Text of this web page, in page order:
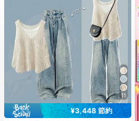
11
¥3,448 節約